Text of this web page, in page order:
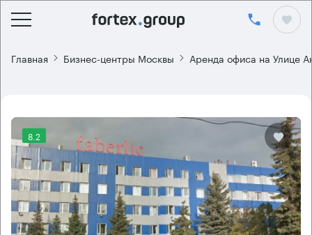
Главная Бизнес-центры Москвы Аренда офиса на Улице
8.2